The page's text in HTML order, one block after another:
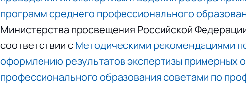
программ среднего профессионального
Министерства просвещения Российской
соответствии сМетодическими рекомендациями
оформлению результатов экспертизы примерных
профессионального образования советами по